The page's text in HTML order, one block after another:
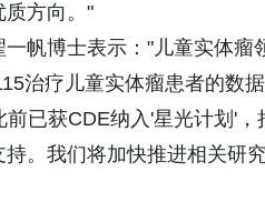
质方向。"
帆博士表示："儿童实体
治疗儿童实体瘤患者的数
已获CDE纳入'星光计划'
。我们将加快推进相关研